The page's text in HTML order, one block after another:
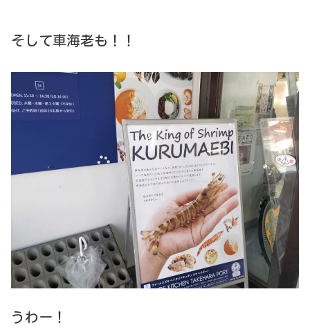
そして車海老も！！
うわー！